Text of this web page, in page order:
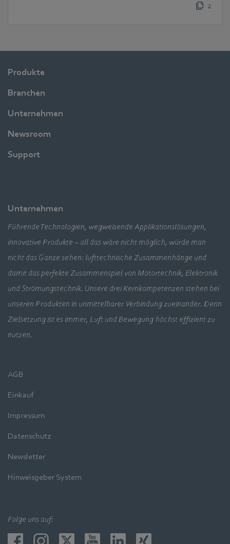
2
Produkte
Branchen
Unternehmen
Newsroom
Support
Unternehmen
Führende Technologien, wegweisende Applikationslösungen,
innovative Produkte – all das wäre nicht möglich, würde man
nicht das Ganze sehen: lufttechnische Zusammenhänge und
damit das perfekte Zusammenspiel von Motortechnik, Elektronik
und Strömungstechnik. Unsere drei Kernkompetenzen stehen bei
unseren Produkten in unmittelbarer Verbindung zueinander. Denn
Zielsetzung ist es immer, Luft und Bewegung höchst effizient zu
nutzen.
AGB
Einkauf
Impressum
Datenschutz
Newsletter
Hinweisgeber System
Folge uns auf: